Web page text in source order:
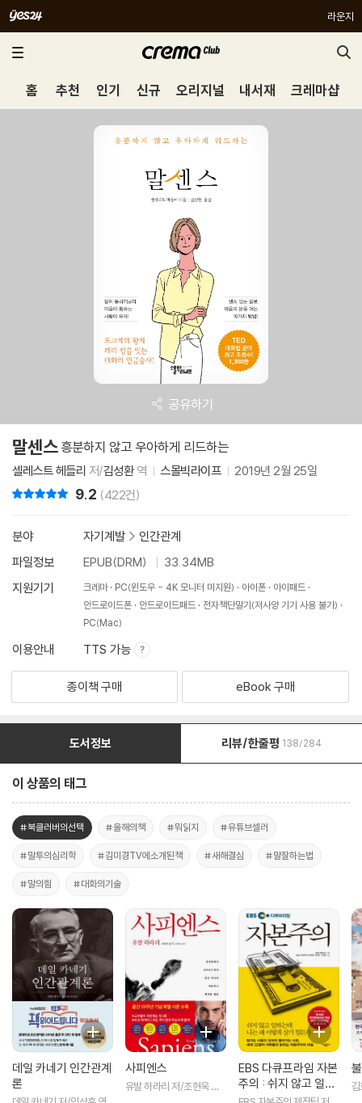
라운지
홈 추천 인기 신규 오리지널 내서재 크레마샵
공유하기
말센스 흥분하지 않고 우아하게 리드하는
셀레스트 헤들리 저/김성환역 스몰빅라이프 2019년 2월 25일
9.2 (422건)
분야 자기계발 > 인간관계
파일정보
EPUB(DRM)
33.34MB
지원기기
크레마 PC(윈도우 - 4K 모니터 미지원) 아이폰
아이패드
안드로이드폰
안드로이드패드
전자책단말기(저사양 기기 사용 불가)
PC(Mac)
이용안내 TTS 가능
종이책 구매 eBook 구매
도서정보 리뷰/한줄평 138/284
이 상품의 태그
#북클러버의선택 #올해의책 #뭐읽지 #유튜브셀러
#말투의심리학 #김미경TV에소개된책 #새해결심 #말잘하는법
#말의힘 #대화의기술
데일 카네기 인간관계
론
사피엔스
유발 하라리 저/조현욱 역/
EBS 다큐프라임 자본
주의 : 쉬지 않고 일하
는데 나는 왜 이렇게
김